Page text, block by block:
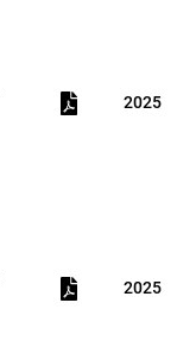
2025
2025